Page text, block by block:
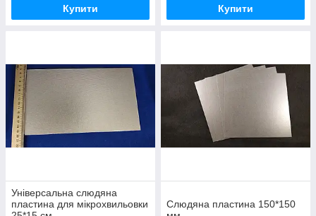
Купити Купити
Універсальна слюдяна
пластина для мікрохвильовки
Слюдяна пластина 150*150